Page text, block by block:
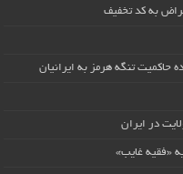
به کد تخفیف
حاکمیت تنگه هرمز به ایرانیان
در ایران
«فقیه غایب»